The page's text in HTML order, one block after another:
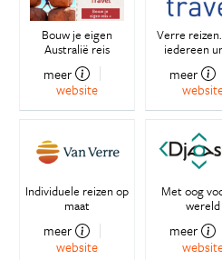
Bouw je eigen
Australië reis
meer
website
Verre
iedereen
meer
Individuele reizen op
maat
meer
website
Met oog
wereld
meer